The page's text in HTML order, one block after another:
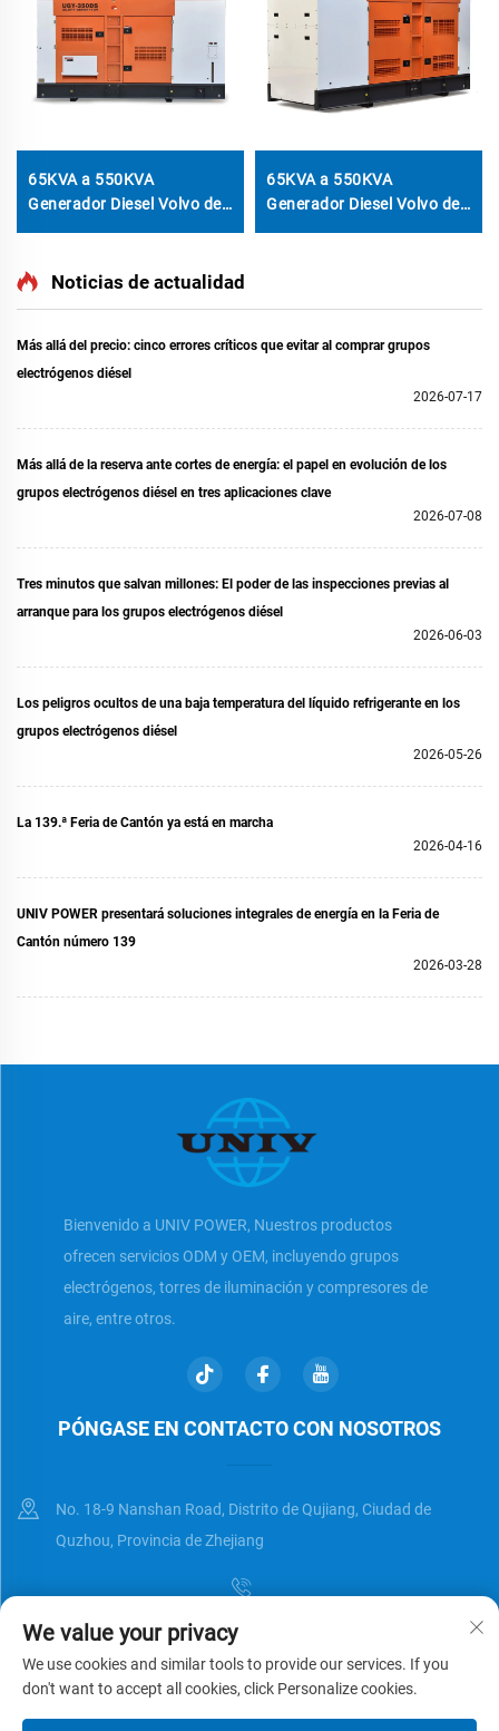
65KVA a 550KVA
Generador Diesel Volvo de
65KVA a 550KVA
Generador Diesel Volvo de
Noticias de actualidad
Más allá del precio: cinco errores críticos que evitar al comprar grupos
electrógenos diésel
2026-07-17
Más allá de la reserva ante cortes de energía: el papel en evolución de los
grupos electrógenos diésel en tres aplicaciones clave
2026-07-08
Tres minutos que salvan millones: El poder de las inspecciones previas al
arranque para los grupos electrógenos diésel
2026-06-03
Los peligros ocultos de una baja temperatura del líquido refrigerante en los
grupos electrógenos diésel
2026-05-26
La 139.ª Feria de Cantón ya está en marcha
2026-04-16
UNIV POWER presentará soluciones integrales de energía en la Feria de
Cantón número 139
2026-03-28
Bienvenido a UNIV POWER, Nuestros productos
ofrecen servicios ODM y OEM, incluyendo grupos
electrógenos, torres de iluminación y compresores de
aire, entre otros.
PÓNGASE EN CONTACTO CON NOSOTROS
No. 18-9 Nanshan Road, Distrito de Qujiang, Ciudad de
Quzhou, Provincia de Zhejiang
[email protected]
Derechos de autor © Zhejiang Universal Trading Co.,Ltd. Reservados
We value your privacy
We use cookies and similar tools to provide our services. If you
don't want to accept all cookies, click Personalize cookies.